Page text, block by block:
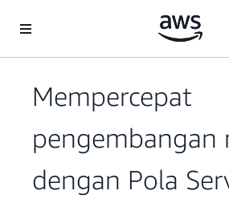
Mempercepat
pengembangan
dengan Pola